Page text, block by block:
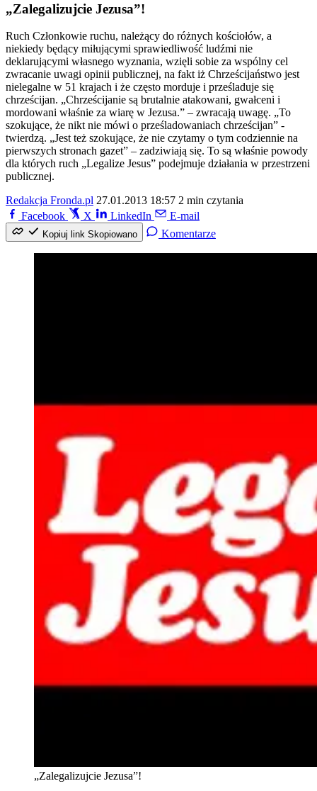
„Zalegalizujcie Jezusa”!
Ruch Członkowie ruchu, należący do różnych kościołów, a
niekiedy będący miłującymi sprawiedliwość ludźmi nie
deklarującymi własnego wyznania, wzięli sobie za wspólny cel
zwracanie uwagi opinii publicznej, na fakt iż Chrześcijaństwo jest
nielegalne w 51 krajach i że często morduje i prześladuje się
chrześcijan. „Chrześcijanie są brutalnie atakowani, gwałceni i
mordowani właśnie za wiarę w Jezusa.” – zwracają uwagę. „To
szokujące, że nikt nie mówi o prześladowaniach chrześcijan” -
twierdzą. „Jest też szokujące, że nie czytamy o tym codziennie na
pierwszych stronach gazet” – zadziwiają się. To są właśnie powody
dla których ruch „Legalize Jesus” podejmuje działania w przestrzeni
publicznej.
Redakcja Fronda.pl 27.01.2013 18:57 2 min czytania
Facebook
X LinkedIn E-mail
Kopiuj link Skopiowano Komentarze
„Zalegalizujcie Jezusa”!